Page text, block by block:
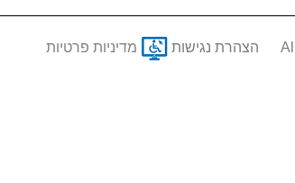
הצהרת נגישות מדיניות פרטיות